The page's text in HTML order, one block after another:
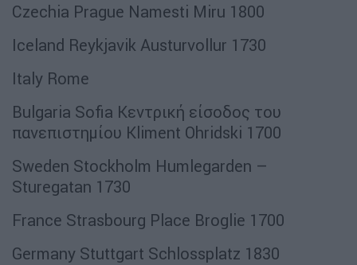
Czechia Prague Namesti Miru 1800
Iceland Reykjavik Austurvollur 1730
Italy Rome
Bulgaria Sofia Κεντρική είσοδος του
πανεπιστημίου Kliment Ohridski 1700
Sweden Stockholm Humlegarden –
Sturegatan 1730
France Strasbourg Place Broglie 1700
Germany Stuttgart Schlossplatz 1830